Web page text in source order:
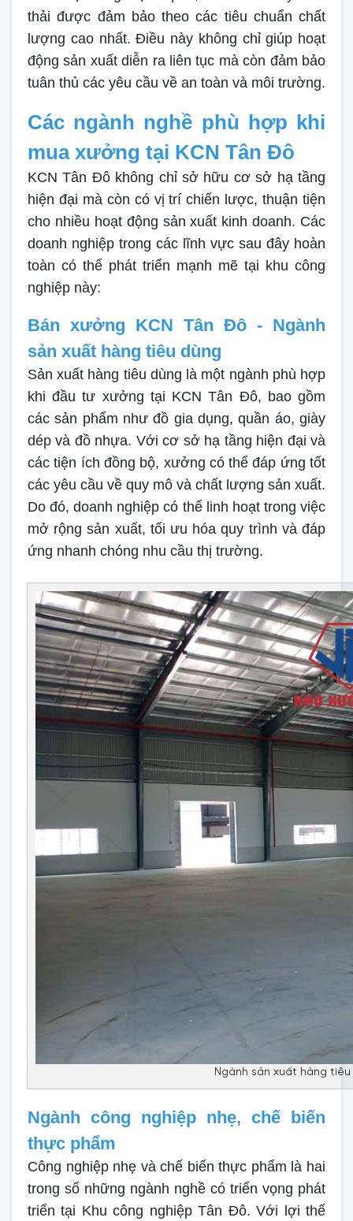
thải được đảm bảo theo các tiêu chuẩn chất
lượng cao nhất. Điều này không chỉ giúp hoạt
động sản xuất diễn ra liên tục mà còn đảm bảo
tuân thủ các yêu cầu về an toàn và môi trường.
Các ngành nghề phù hợp khi
mua xưởng tại KCN Tân Đô
KCN Tân Đô không chỉ sở hữu cơ sở hạ tầng
hiện đại mà còn có vị trí chiến lược, thuận tiện
cho nhiều hoạt động sản xuất kinh doanh. Các
doanh nghiệp trong các lĩnh vực sau đây hoàn
toàn có thể phát triển mạnh mẽ tại khu công
nghiệp này:
Bán xưởng KCN Tân Đô - Ngành
sản xuất hàng tiêu dùng
Sản xuất hàng tiêu dùng là một ngành phù hợp
khi đầu tư xưởng tại KCN Tân Đô, bao gồm
các sản phẩm như đồ gia dụng, quần áo, giày
dép và đồ nhựa. Với cơ sở hạ tầng hiện đại và
các tiện ích đồng bộ, xưởng có thể đáp ứng tốt
các yêu cầu về quy mô và chất lượng sản xuất.
Do đó, doanh nghiệp có thể linh hoạt trong việc
mở rộng sản xuất, tối ưu hóa quy trình và đáp
ứng nhanh chóng nhu cầu thị trường.
Ngành sản xuất hàng
Ngành công nghiệp nhẹ, chế biến
thực phẩm
Công nghiệp nhẹ và chế biến thực phẩm là hai
trong số những ngành nghề có triển vọng phát
triển tại Khu công nghiệp Tân Đô. Với lợi thế